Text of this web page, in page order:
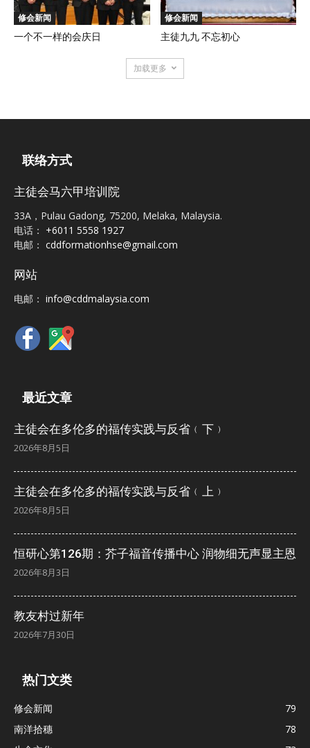
修会新闻
一个不一样的会庆日
修会新闻
主徒九九 不忘初心
加载更多
联络方式
主徒会马六甲培训院
33A，Pulau Gadong, 75200, Melaka, Malaysia.
电话： +6011 5558 1927
电邮： cddformationhse@gmail.com
网站
电邮： info@cddmalaysia.com
最近文章
主徒会在多伦多的福传实践与反省﹙下﹚
2026年8月5日
主徒会在多伦多的福传实践与反省﹙上﹚
2026年8月5日
恒研心第126期：芥子福音传播中心 润物细无声显主恩
2026年8月3日
教友村过新年
2026年7月30日
热门文类
修会新闻
79
南洋拾穗
78